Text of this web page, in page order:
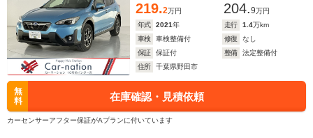
219.2万円 204.9万円
年式
2021年 走行 1.4万km
車検
車検整備付 修復
なし
保証
保証付 整備
法定整備付
住所
千葉県野田市
無
料
在庫確認・見積依頼
カーセンサーアフター保証がAプランに付いています